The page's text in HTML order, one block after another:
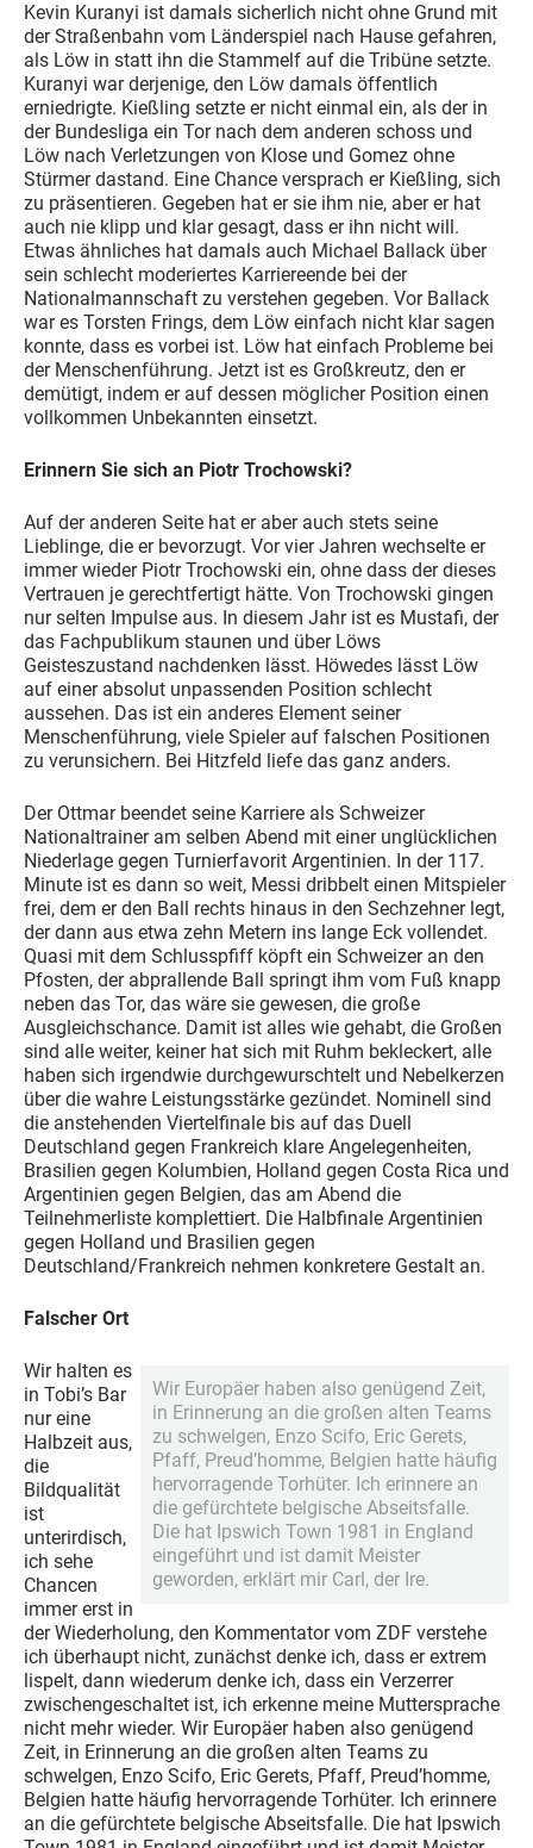
Kevin Kuranyi ist damals sicherlich nicht ohne Grund mit
der Straßenbahn vom Länderspiel nach Hause gefahren,
als Löw in statt ihn die Stammelf auf die Tribüne setzte.
Kuranyi war derjenige, den Löw damals öffentlich
erniedrigte. Kießling setzte er nicht einmal ein, als der in
der Bundesliga ein Tor nach dem anderen schoss und
Löw nach Verletzungen von Klose und Gomez ohne
Stürmer dastand. Eine Chance versprach er Kießling, sich
zu präsentieren. Gegeben hat er sie ihm nie, aber er hat
auch nie klipp und klar gesagt, dass er ihn nicht will.
Etwas ähnliches hat damals auch Michael Ballack über
sein schlecht moderiertes Karriereende bei der
Nationalmannschaft zu verstehen gegeben. Vor Ballack
war es Torsten Frings, dem Löw einfach nicht klar sagen
konnte, dass es vorbei ist. Löw hat einfach Probleme bei
der Menschenführung. Jetzt ist es Großkreutz, den er
demütigt, indem er auf dessen möglicher Position einen
vollkommen Unbekannten einsetzt.
Erinnern Sie sich an Piotr Trochowski?
Auf der anderen Seite hat er aber auch stets seine
Lieblinge, die er bevorzugt. Vor vier Jahren wechselte er
immer wieder Piotr Trochowski ein, ohne dass der dieses
Vertrauen je gerechtfertigt hätte. Von Trochowski gingen
nur selten Impulse aus. In diesem Jahr ist es Mustafi, der
das Fachpublikum staunen und über Löws
Geisteszustand nachdenken lässt. Höwedes lässt Löw
auf einer absolut unpassenden Position schlecht
aussehen. Das ist ein anderes Element seiner
Menschenführung, viele Spieler auf falschen Positionen
zu verunsichern. Bei Hitzfeld liefe das ganz anders.
Der Ottmar beendet seine Karriere als Schweizer
Nationaltrainer am selben Abend mit einer unglücklichen
Niederlage gegen Turnierfavorit Argentinien. In der 117.
Minute ist es dann so weit, Messi dribbelt einen Mitspieler
frei, dem er den Ball rechts hinaus in den Sechzehner legt,
der dann aus etwa zehn Metern ins lange Eck vollendet.
Quasi mit dem Schlusspfiff köpft ein Schweizer an den
Pfosten, der abprallende Ball springt ihm vom Fuß knapp
neben das Tor, das wäre sie gewesen, die große
Ausgleichschance. Damit ist alles wie gehabt, die Großen
sind alle weiter, keiner hat sich mit Ruhm bekleckert, alle
haben sich irgendwie durchgewurschtelt und Nebelkerzen
über die wahre Leistungsstärke gezündet. Nominell sind
die anstehenden Viertelfinale bis auf das Duell
Deutschland gegen Frankreich klare Angelegenheiten,
Brasilien gegen Kolumbien, Holland gegen Costa Rica und
Argentinien gegen Belgien, das am Abend die
Teilnehmerliste komplettiert. Die Halbfinale Argentinien
gegen Holland und Brasilien gegen
Deutschland/Frankreich nehmen konkretere Gestalt an.
Falscher Ort
Wir Europäer haben also genügend Zeit,
in Erinnerung an die großen alten Teams
zu schwelgen, Enzo Scifo, Eric Gerets,
Pfaff, Preud’homme, Belgien hatte häufig
hervorragende Torhüter. Ich erinnere an
die gefürchtete belgische Abseitsfalle.
Die hat Ipswich Town 1981 in England
eingeführt und ist damit Meister
geworden, erklärt mir Carl, der Ire.
Wir halten es
in Tobi’s Bar
nur eine
Halbzeit aus,
die
Bildqualität
ist
unterirdisch,
ich sehe
Chancen
immer erst in
der Wiederholung, den Kommentator vom ZDF verstehe
ich überhaupt nicht, zunächst denke ich, dass er extrem
lispelt, dann wiederum denke ich, dass ein Verzerrer
zwischengeschaltet ist, ich erkenne meine Muttersprache
nicht mehr wieder. Wir Europäer haben also genügend
Zeit, in Erinnerung an die großen alten Teams zu
schwelgen, Enzo Scifo, Eric Gerets, Pfaff, Preud’homme,
Belgien hatte häufig hervorragende Torhüter. Ich erinnere
an die gefürchtete belgische Abseitsfalle. Die hat Ipswich